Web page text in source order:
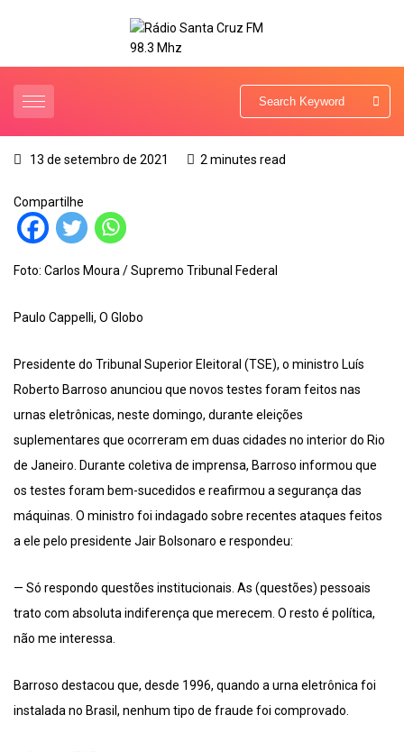
13 de setembro de 2021 2 minutes read
Compartilhe
Foto: Carlos Moura / Supremo Tribunal Federal
Paulo Cappelli, O Globo
Presidente do Tribunal Superior Eleitoral (TSE), o ministro Luís
Roberto Barroso anunciou que novos testes foram feitos nas
urnas eletrônicas, neste domingo, durante eleições
suplementares que ocorreram em duas cidades no interior do Rio
de Janeiro. Durante coletiva de imprensa, Barroso informou que
os testes foram bem-sucedidos e reafirmou a segurança das
máquinas. O ministro foi indagado sobre recentes ataques feitos
a ele pelo presidente Jair Bolsonaro e respondeu:
— Só respondo questões institucionais. As (questões) pessoais
trato com absoluta indiferença que merecem. O resto é política,
não me interessa.
Barroso destacou que, desde 1996, quando a urna eletrônica foi
instalada no Brasil, nenhum tipo de fraude foi comprovado.